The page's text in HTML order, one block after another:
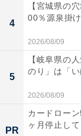
4
【宮城県の
00％源泉掛
2026/08/09
5
【岐阜県の
のり」は「
2026/08/09
PR
カードロー
ヶ月停止し